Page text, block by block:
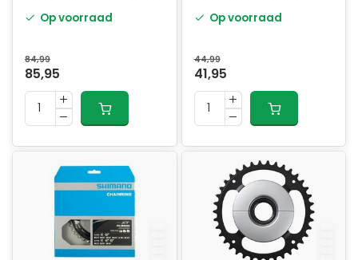
Op voorraad
84,99
85,95
zwart
Op voorraad
44,99
41,95